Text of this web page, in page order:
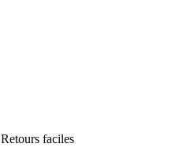
Retours faciles